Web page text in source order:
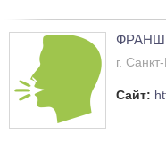
г.
Сайт: